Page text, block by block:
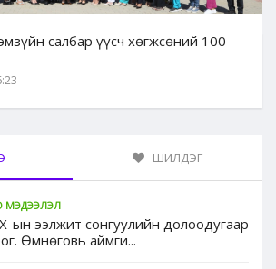
салбар үүсч хөгжсөний 100
ШИЛДЭГ
МЭДЭЭЛЭЛ
ын ээлжит сонгуулийн долоодугаар
Өмнөговь аймги...